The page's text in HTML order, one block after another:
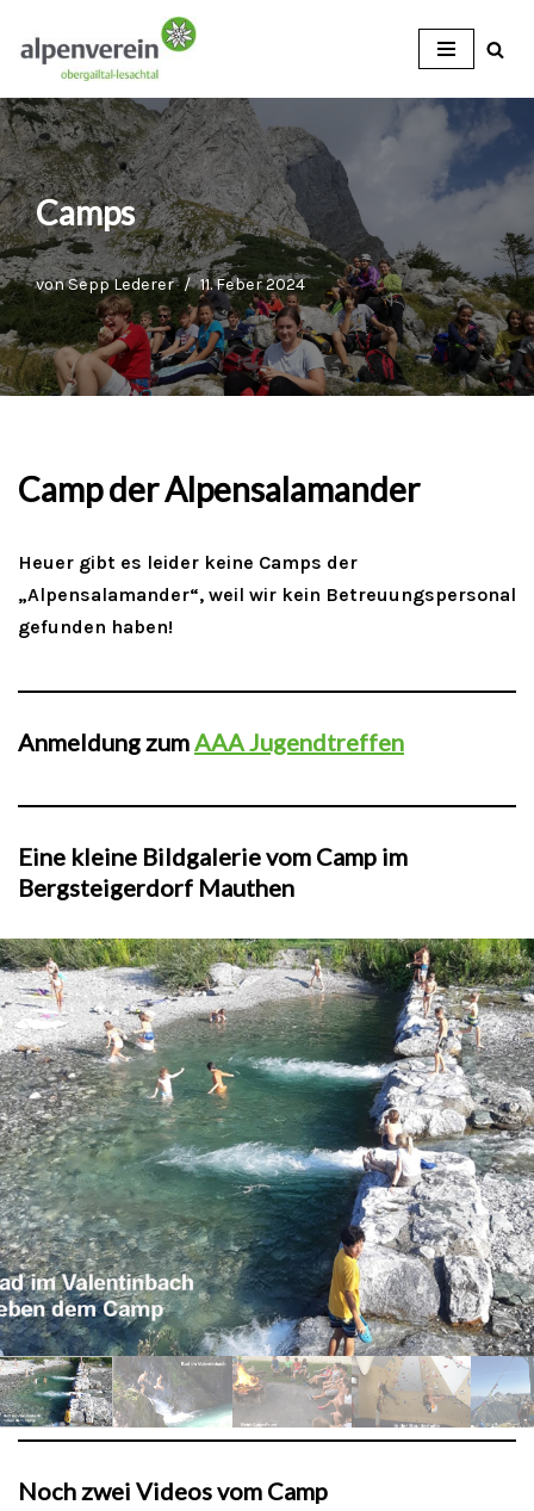
Zum
Inhalt
Camps
vonSepp Lederer 11. Feber 2024
Camp der Alpensalamander
Heuer gibt es leider keine Camps der
„Alpensalamander“, weil wir kein Betreuungspersonal
gefunden haben!
Anmeldung zumAAA Jugendtreffen
Eine kleine Bildgalerie vom Camp im
Bergsteigerdorf Mauthen
Noch zwei Videos vom Camp